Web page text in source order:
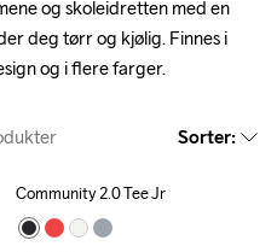
og skoleidretten med en
deg tørr og kjølig. Finnes i
og i flere farger.
Sorter:
Community 2.0 Tee Jr